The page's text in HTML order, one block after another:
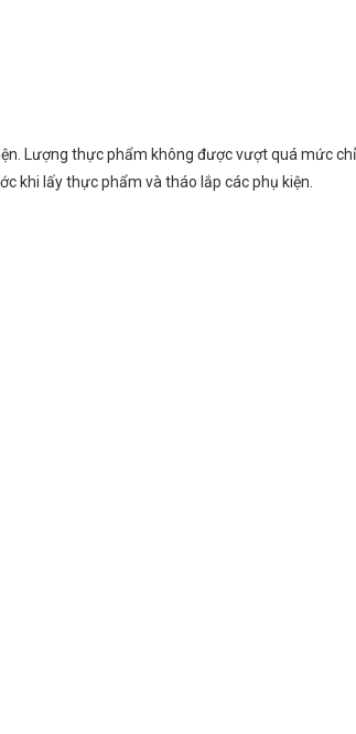
Lượng thực phẩm không được vượt quá mức chỉ
khi lấy thực phẩm và tháo lắp các phụ kiện.